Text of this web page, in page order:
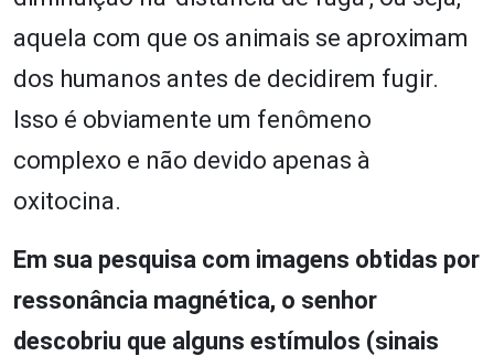
aquela com que os animais se aproximam
dos humanos antes de decidirem fugir.
Isso é obviamente um fenômeno
complexo e não devido apenas à
oxitocina.
Em sua pesquisa com imagens obtidas por
ressonância magnética, o senhor
descobriu que alguns estímulos (sinais